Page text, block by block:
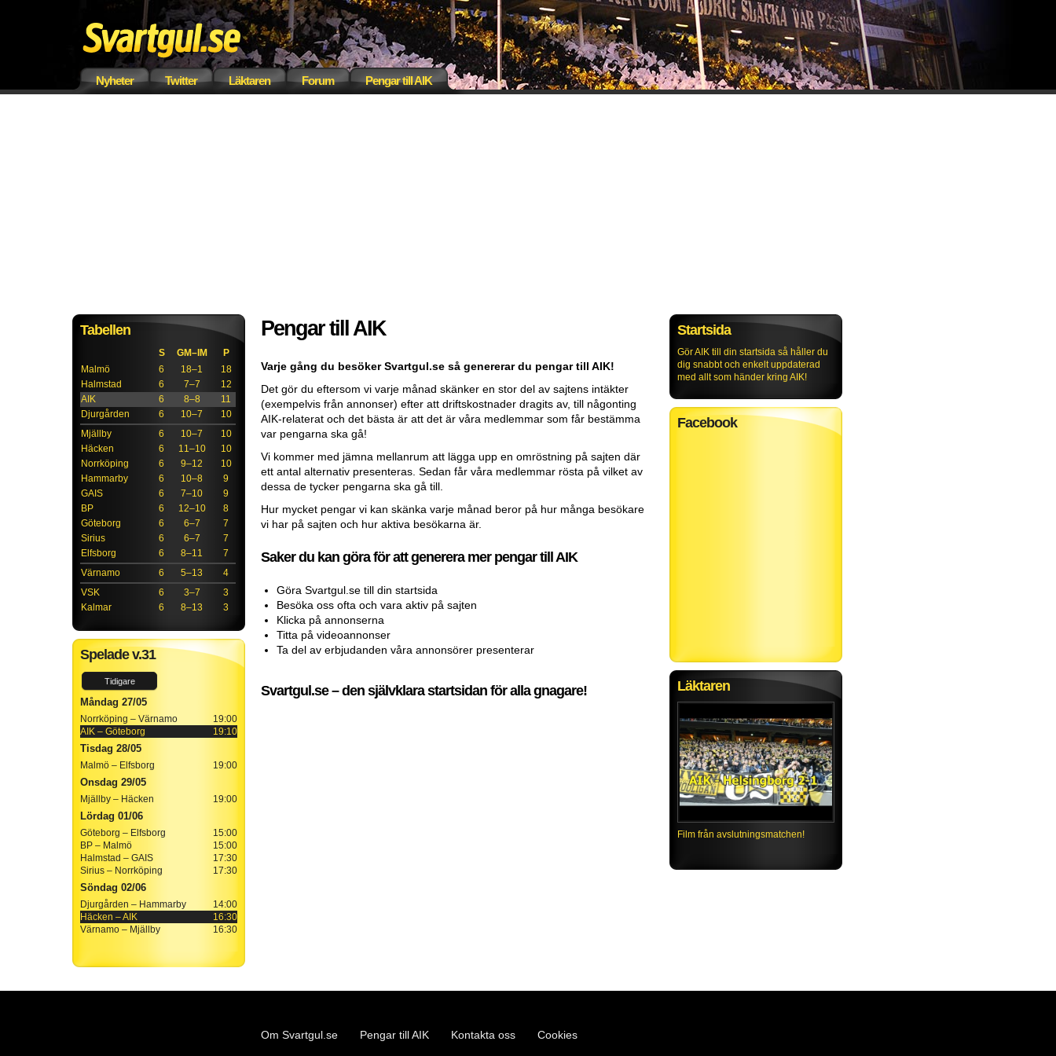
Nyheter Twitter Läktaren Forum Pengar till AIK
Pengar till AIK
Varje gång du besöker Svartgul.se så genererar du pengar till AIK!
Det gör du eftersom vi varje månad skänker en stor del av sajtens intäkter
(exempelvis från annonser) efter att driftskostnader dragits av, till någonting
AIK-relaterat och det bästa är att det är våra medlemmar som får bestämma
var pengarna ska gå!
Vi kommer med jämna mellanrum att lägga upp en omröstning på sajten där
ett antal alternativ presenteras. Sedan får våra medlemmar rösta på vilket av
dessa de tycker pengarna ska gå till.
Hur mycket pengar vi kan skänka varje månad beror på hur många besökare
vi har på sajten och hur aktiva besökarna är.
Saker du kan göra för att generera mer pengar till AIK
Göra Svartgul.se till din startsida
Besöka oss ofta och vara aktiv på sajten
Klicka på annonserna
Titta på videoannonser
Ta del av erbjudanden våra annonsörer presenterar
Svartgul.se – den självklara startsidan för alla gnagare!
Tabellen
S GM–IM
P
Malmö
6 18–1
18
Halmstad
6 7–7
12
AIK
6 8–8
11
Djurgården
6 10–7
10
Mjällby
6 10–7
10
Häcken
6 11–10
10
Norrköping
6 9–12
10
Hammarby
6 10–8
9
GAIS
6 7–10
9
BP
6 12–10
8
Göteborg
6 6–7
7
Sirius
6 6–7
7
Elfsborg
6 8–11
7
Värnamo
6 5–13
4
VSK
6 3–7
3
Kalmar
6 8–13 3
Spelade v.31
Tidigare
Måndag 27/05
19:00
Norrköping – Värnamo
19:10
AIK – Göteborg
Tisdag 28/05
19:00
Malmö – Elfsborg
Onsdag 29/05
19:00
Mjällby – Häcken
Lördag 01/06
15:00
Göteborg – Elfsborg
15:00
BP – Malmö
17:30
Halmstad – GAIS
17:30
Sirius – Norrköping
Söndag 02/06
14:00
Djurgården – Hammarby
16:30
Häcken – AIK
16:30
Värnamo – Mjällby
Startsida
Gör AIK till din startsida så håller du
dig snabbt och enkelt uppdaterad
med allt som händer kring AIK!
Facebook
Läktaren
Film från avslutningsmatchen!
Om Svartgul.se Pengar till AIK Kontakta oss Cookies